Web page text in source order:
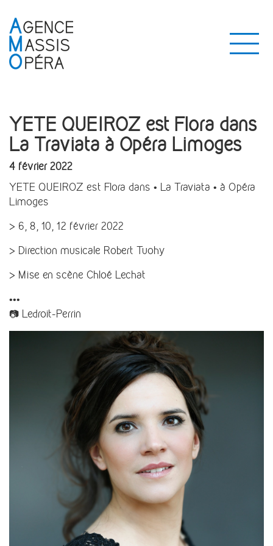
YETE QUEIROZ est Flora dans
La Traviata à Opéra Limoges
4 février 2022
YETE QUEIROZ est Flora dans • La Traviata • à Opéra
Limoges
> 6, 8, 10, 12 février 2022
> Direction musicale Robert Tuohy
> Mise en scène Chloé Lechat
•••
📷 Ledroit-Perrin